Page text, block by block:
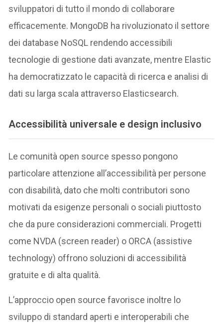
sviluppatori di tutto il mondo di collaborare
efficacemente. MongoDB ha rivoluzionato il settore
dei database NoSQL rendendo accessibili
tecnologie di gestione dati avanzate, mentre Elastic
ha democratizzato le capacità di ricerca e analisi di
dati su larga scala attraverso Elasticsearch.
Accessibilità universale e design inclusivo
Le comunità open source spesso pongono
particolare attenzione all’accessibilità per persone
con disabilità, dato che molti contributori sono
motivati da esigenze personali o sociali piuttosto
che da pure considerazioni commerciali. Progetti
come NVDA (screen reader) o ORCA (assistive
technology) offrono soluzioni di accessibilità
gratuite e di alta qualità.
L’approccio open source favorisce inoltre lo
sviluppo di standard aperti e interoperabili che